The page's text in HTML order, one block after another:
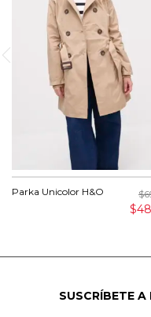
Parka Unicolor H&O
SUSCRÍBETE